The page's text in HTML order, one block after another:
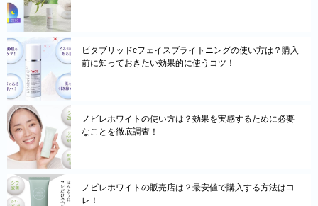
ビタブリッドcフェイスブライトニングの使い方は？購入
前に知っておきたい効果的に使うコツ！
ノビレホワイトの使い方は？効果を実感するために必要
なことを徹底調査！
ノビレホワイトの販売店は？最安値で購入する方法はコ
レ！